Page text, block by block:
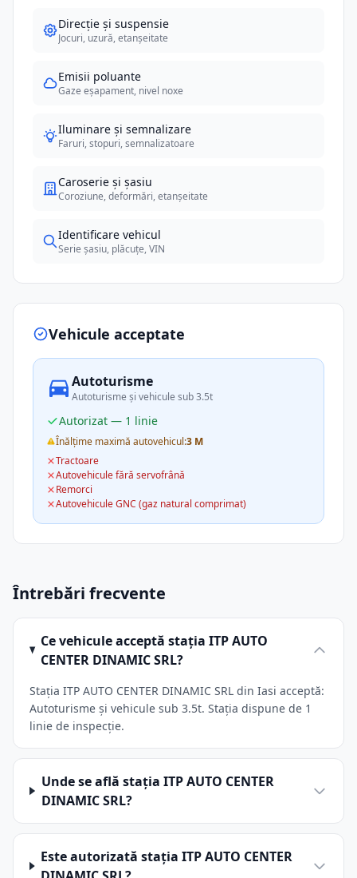
Direcție și suspensie
Jocuri, uzură, etanșeitate
Emisii poluante
Gaze eșapament, nivel noxe
Iluminare și semnalizare
Faruri, stopuri, semnalizatoare
Caroserie și șasiu
Coroziune, deformări, etanșeitate
Identificare vehicul
Serie șasiu, plăcuțe, VIN
Vehicule acceptate
Autoturisme
Autoturisme și vehicule sub 3.5t
Autorizat — 1 linie
Înălțime maximă autovehicul:3 M
Tractoare
Autovehicule fără servofrână
Remorci
Autovehicule GNC (gaz natural comprimat)
Întrebări frecvente
Ce vehicule acceptă stația ITP AUTO
CENTER DINAMIC SRL?
Stația ITP AUTO CENTER DINAMIC SRL din Iasi acceptă:
Autoturisme și vehicule sub 3.5t. Stația dispune de 1
linie de inspecție.
Unde se află stația ITP AUTO CENTER
DINAMIC SRL?
Este autorizată stația ITP AUTO CENTER